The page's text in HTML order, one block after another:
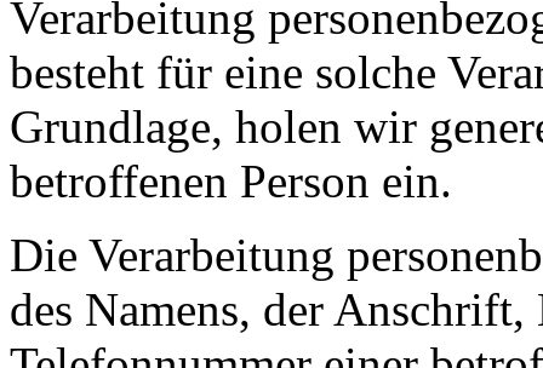
Verarbeitung
besteht für eine solche
Grundlage, holen wir
betroffenen Person ein.
Die Verarbeitung
des Namens, der